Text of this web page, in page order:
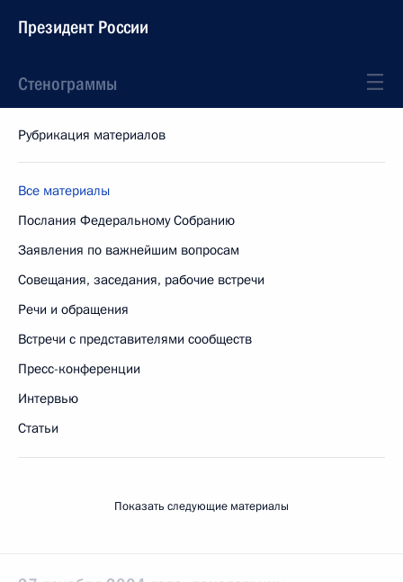
Президент России
Стенограммы
Рубрикация материалов
Все материалы
Послания Федеральному Собранию
Заявления по важнейшим вопросам
Совещания, заседания, рабочие встречи
Речи и обращения
Встречи с представителями сообществ
Пресс-конференции
Интервью
Статьи
Показать следующие материалы